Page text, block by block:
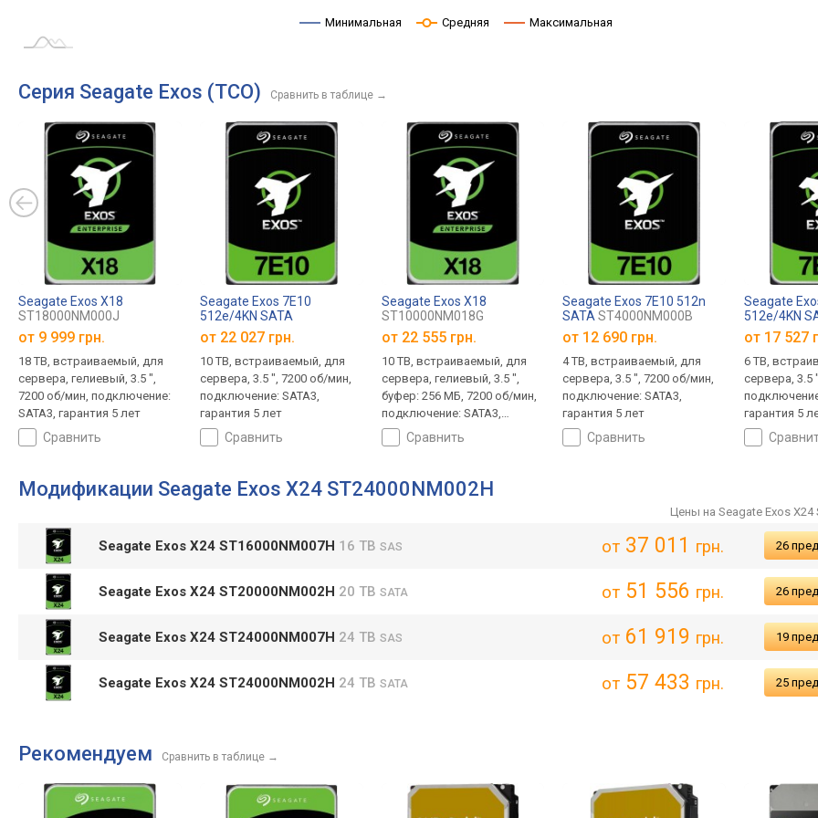
Минимальная Средняя Максимальная
Серия Seagate Exos (ТСО) Сравнить в таблице →
Seagate Exos X18
ST18000NM000J
от 9 999 грн.
18 TB, встраиваемый, для
сервера, гелиевый, 3.5 ",
7200 об/мин, подключение:
SATA3, гарантия 5 лет
сравнить
Seagate Exos 7E10
512e/4KN SATA
ST10000NM017B
от 22 027 грн.
10 TB, встраиваемый, для
сервера, 3.5 ", 7200 об/мин,
подключение: SATA3,
гарантия 5 лет
сравнить
Seagate Exos X18
ST10000NM018G
от 22 555 грн.
10 TB, встраиваемый, для
сервера, гелиевый, 3.5 ",
буфер: 256 МБ, 7200 об/мин,
подключение: SATA3,
гарантия 5 лет
сравнить
Seagate Exos 7E10 512n
SATAST4000NM000B
от 12 690 грн.
4 TB, встраиваемый, для
сервера, 3.5 ", 7200 об/мин,
подключение: SATA3,
гарантия 5 лет
сравнить
Seagate
512e/4KN
от 17 527
6 TB,
сервера, 3.5
гарантия 5
Модификации Seagate Exos X24 ST24000NM002H
Цены на Seagate Exos X24
Seagate Exos X24 ST16000NM007H 16 TB SAS от37 011 грн. 26
Seagate Exos X24 ST20000NM002H 20 TB SATA от51 556 грн. 26
Seagate Exos X24 ST24000NM007H 24 TB SAS от61 919 грн. 19
Seagate Exos X24 ST24000NM002H 24 TB SATA от57 433 грн. 25
Рекомендуем Сравнить в таблице →